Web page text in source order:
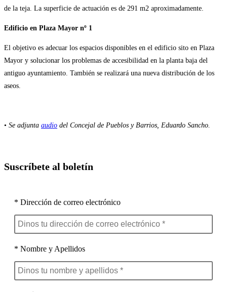
de la teja. La superficie de actuación es de 291 m2 aproximadamente.
Edificio en Plaza Mayor nº 1
El objetivo es adecuar los espacios disponibles en el edificio sito en Plaza
Mayor y solucionar los problemas de accesibilidad en la planta baja del
antiguo ayuntamiento. También se realizará una nueva distribución de los
aseos.
• Se adjunta audio del Concejal de Pueblos y Barrios, Eduardo Sancho.
Suscríbete al boletín
* Dirección de correo electrónico
* Nombre y Apellidos